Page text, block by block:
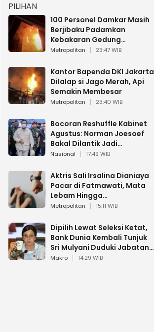
PILIHAN
100 Personel Damkar Masih
Berjibaku Padamkan
Kebakaran Gedung
Bapenda DKI
Metropolitan 23:47 WIB
Kantor Bapenda DKI Jakarta
Dilalap si Jago Merah, Api
Semakin Membesar
Metropolitan 23:40 WIB
Bocoran Reshuffle Kabinet
Agustus: Norman Joesoef
Bakal Dilantik Jadi
Wamenhan RI
Nasional 17:49 WIB
Aktris Sali Irsalina Dianiaya
Pacar di Fatmawati, Mata
Lebam Hingga
Diselamatkan Polantas
Metropolitan 15:11 WIB
Dipilih Lewat Seleksi Ketat,
Bank Dunia Kembali Tunjuk
Sri Mulyani Duduki Jabatan
Strategis
Makro 14:29 WIB